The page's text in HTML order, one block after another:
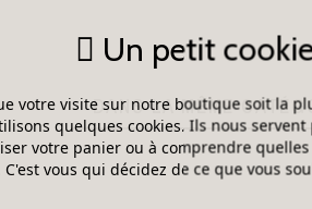
DANS LA MÊME
Un petit
votre visite sur notre boutique soit la
quelques cookies. Ils nous servent
votre panier ou à comprendre
C'est vous qui décidez de ce que vous